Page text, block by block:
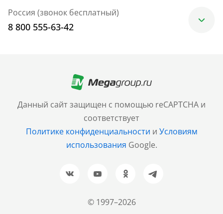
© 1997–2026
Данный сайт защищен с помощью reCAPTCHA и
соответствует
Политике конфиденциальности и Условиям
использования Google.
Россия (звонок бесплатный)
8 800 555-63-42
+7 (499) 705-30-10
Санкт-Петербург
+7 (812) 600-77-33
Барнаул
+7 (961) 999-93-93
Новосибирск